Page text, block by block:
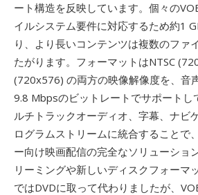
ート構造を反映しています。個々の
イルシステム要件に対応するため約1
り、より長いコンテンツは複数のファ
たがります。フォーマットはNTSC
(720x576) の両方の映像解像度を、音
9.8 Mbpsのビットレートでサポートし
ルチトラックオーディオ、字幕、ナビ
ログラムストリームに統合することで
ー向け映画配信の完全なソリューショ
リーミングや新しいディスクフォーマ
ではDVDに取って代わりましたが、